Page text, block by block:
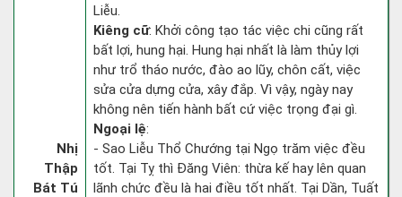
Nhị
Thập
Bát Tú
Liễu.
Kiêng cữ: Khởi công tạo tác việc chi cũng rất
bất lợi, hung hại. Hung hại nhất là làm thủy lợi
như trổ tháo nước, đào ao lũy, chôn cất, việc
sửa cửa dựng cửa, xây đắp. Vì vậy, ngày nay
không nên tiến hành bất cứ việc trọng đại gì.
Ngoại lệ:
- Sao Liễu Thổ Chướng tại Ngọ trăm việc đều
tốt. Tại Tỵ thì Đăng Viên: thừa kế hay lên quan
lãnh chức đều là hai điều tốt nhất. Tại Dần, Tuất